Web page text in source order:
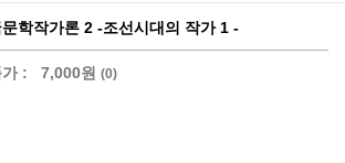
문학작가론 2 -조선시대의 작가 1 -
: 7,000원 (0)